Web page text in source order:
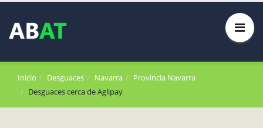
Inicio Desguaces Navarra
Provincia Navarra
Desguaces cerca de Aglipay